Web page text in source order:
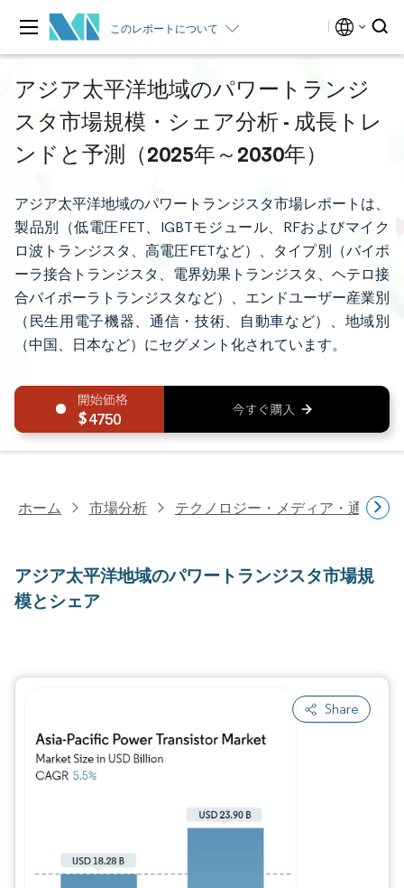
このレポートについて
アジア太平洋地域のパワートランジ
スタ市場規模・シェア分析 - 成長トレ
ンドと予測（2025年～2030年）
アジア太平洋地域のパワートランジスタ市場レポートは、
製品別（低電圧FET、IGBTモジュール、RFおよびマイク
ロ波トランジスタ、高電圧FETなど）、タイプ別（バイポ
ーラ接合トランジスタ、電界効果トランジスタ、ヘテロ接
合バイポーラトランジスタなど）、エンドユーザー産業別
（民生用電子機器、通信・技術、自動車など）、地域別
（中国、日本など）にセグメント化されています。
4750
ホーム 市場分析 テクノロジー・メディア・通信研
アジア太平洋地域のパワートランジスタ市場規
模とシェア
Share